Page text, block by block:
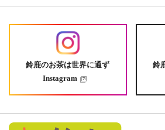
鈴鹿のお茶は世界に通ず
Instagram
鈴